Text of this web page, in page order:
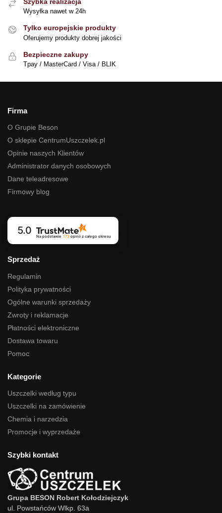
Wysyłka nawet w 24h
Tylko europejskie produkty
Oferujemy produkty dobrej jakości
Bezpieczne zakupy
Tpay / MasterCard / Visa / BLIK
Firma
O Grupie Beson
O sklepie CentrumUszczelek.pl
Opinie naszych Klientów
Administrator danych osobowych
Dane teleadresowe
Firmowy blog
5.0
Na podstawie 173opinii z całego okresu
Sprzedaż
Regulamin
Polityka prywatności
Ogólne warunki sprzedaży
Zwroty i reklamacje
Płatności elektroniczne
Dostawa towaru
Pomoc
Kategorie
Uszczelki według typu
Uszczelki na zamówienie
Chemia i narzedzia
Promocje i wyprzedaże
Szybki kontakt
Grupa BESON Robert Kołodziejczyk
ul. Powstańców Wlkp. 63a